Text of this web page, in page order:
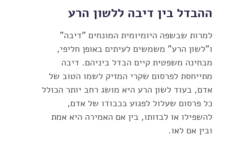
ההבדל בין דיבה ללשון הרע
למרות שבשפה היומיומית המונחים "דיבה"
ו"לשון הרע" משמשים לעיתים באופן חליפי,
מבחינה משפטית קיים הבדל ביניהם. דיבה
מתייחסת לפרסום שקרי המזיק לשמו הטוב של
אדם, בעוד לשון הרע היא מושג רחב יותר הכולל
כל פרסום שעלול לפגוע בכבודו של אדם,
להשפילו או לבזותו, בין אם האמירה היא אמת
ובין אם לאו.